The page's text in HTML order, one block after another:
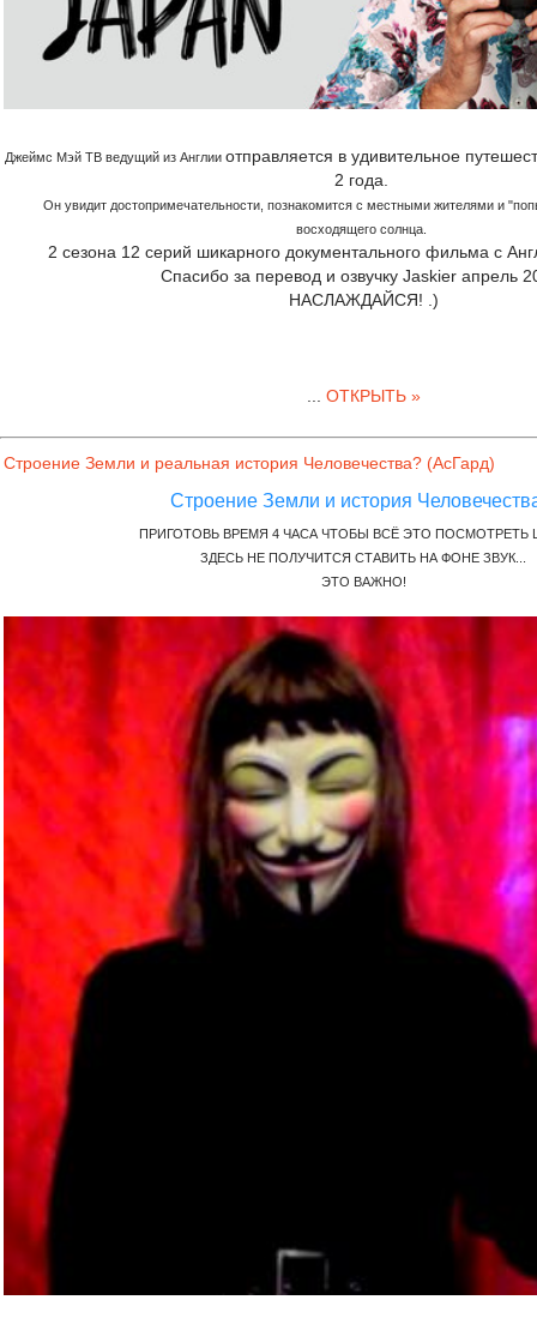
Джеймс Мэй ТВ ведущий из Англии отправляется в удивительное
2 года.
Он увидит достопримечательности, познакомится с местными жителями и
восходящего солнца.
2 сезона 12 серий шикарного документального фильма с
Спасибо за перевод и озвучку Jaskier апрель
НАСЛАЖДАЙСЯ! .)
ОТКРЫТЬ »
Строение Земли и реальная история Человечества? (АсГард)
Строение Земли и история
ПРИГОТОВЬ ВРЕМЯ 4 ЧАСА ЧТОБЫ ВСЁ ЭТО ПОСМОТРЕТЬ
ЗДЕСЬ НЕ ПОЛУЧИТСЯ СТАВИТЬ НА ФОНЕ ЗВУК...
ЭТО ВАЖНО!